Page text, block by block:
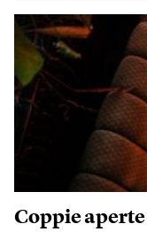
Coppie aperte